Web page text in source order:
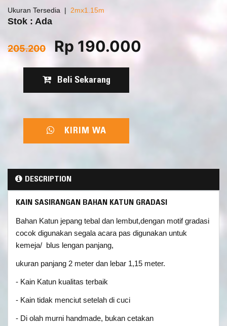
Ukuran Tersedia 2mx1.15m
Stok : Ada
205.200 Rp 190.000
Beli Sekarang
KIRIM WA
DESCRIPTION
KAIN SASIRANGAN BAHAN KATUN GRADASI
Bahan Katun jepang tebal dan lembut,dengan motif gradasi
cocok digunakan segala acara pas digunakan untuk
kemeja/ blus lengan panjang,
ukuran panjang 2 meter dan lebar 1,15 meter.
- Kain Katun kualitas terbaik
- Kain tidak menciut setelah di cuci
- Di olah murni handmade, bukan cetakan